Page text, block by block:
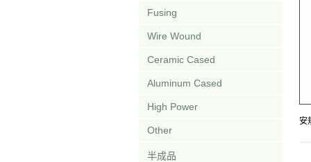
Fusing
Wire Wound
Ceramic Cased
Aluminum Cased
High Power
Other
半成品
安